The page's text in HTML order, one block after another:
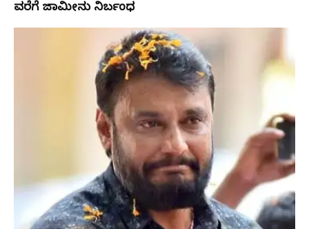
ವರೆಗೆ ಜಾಮೀನು ನಿರ್ಬಂಧ